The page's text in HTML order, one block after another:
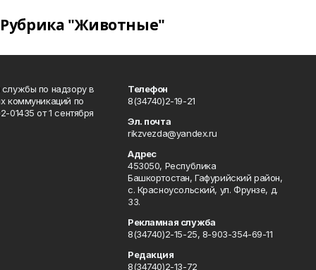
Рубрика "Животные"
по надзору в
коммуникаций по
от 1 сентября
Телефон
8(34740)2-19-21
Эл. почта
rikzvezda@yandex.ru
Адрес
453050, Республика
Башкортостан, Гафурийский район,
с. Красноусольский, ул. Фрунзе, д.
33.
Рекламная служба
8(34740)2-15-25, 8-903-354-69-11
Редакция
8(34740)2-13-72